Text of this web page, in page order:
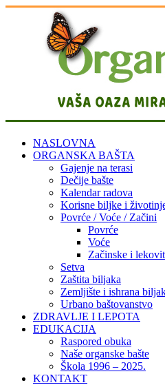
NASLOVNA
ORGANSKA BAŠTA
Gajenje na terasi
Dečije bašte
Kalendar radova
Korisne biljke i
Povrće / Voće / Začini
Povrće
Voće
Začinske i
Setva
Zaštita biljaka
Zemljište i ishrana
Urbano baštovanstvo
ZDRAVLJE I LEPOTA
EDUKACIJA
Raspored obuka
Naše organske bašte
Škola 1996 – 2025.
KONTAKT